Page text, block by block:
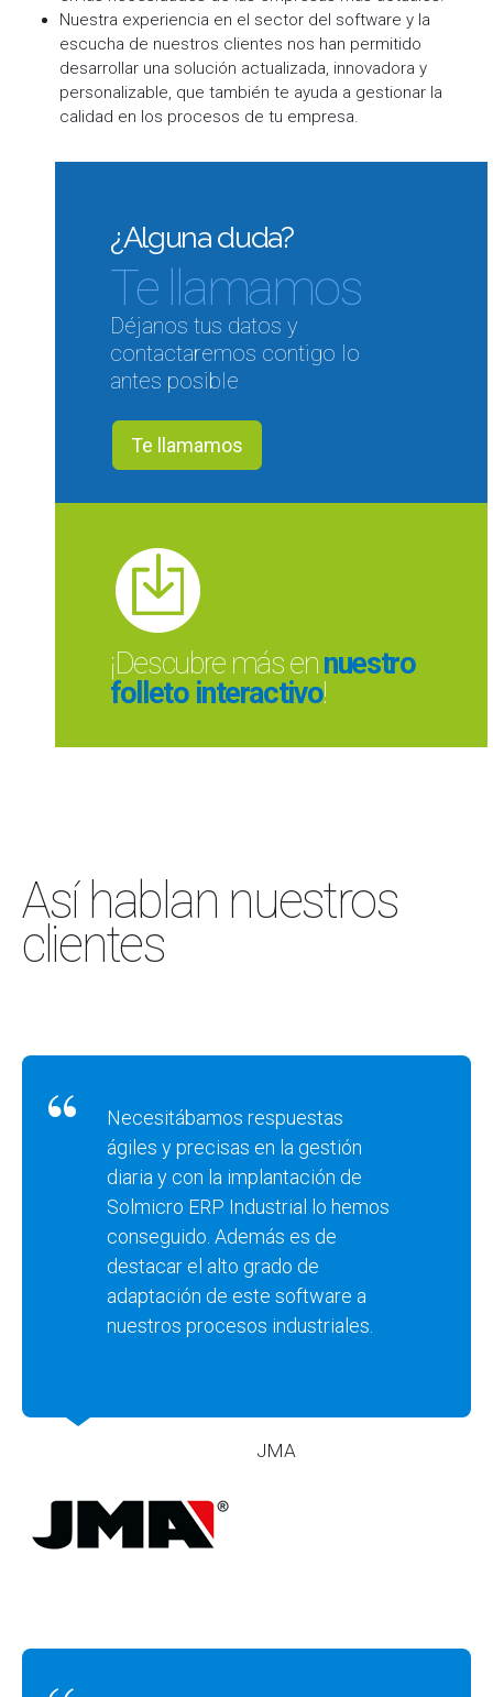
Nuestra experiencia en el sector del software y la
escucha de nuestros clientes nos han permitido
desarrollar una solución actualizada, innovadora y
personalizable, que también te ayuda a gestionar la
calidad en los procesos de tu empresa.
¿Alguna duda?
Te llamamos
Déjanos tus datos y
contactaremos contigo lo
antes posible
Te llamamos
¡Descubre más ennuestro
folleto interactivo!
Así hablan nuestros
clientes
Necesitábamos respuestas
ágiles y precisas en la gestión
diaria y con la implantación de
Solmicro ERP Industrial lo hemos
conseguido. Además es de
destacar el alto grado de
adaptación de este software a
nuestros procesos industriales.
JMA